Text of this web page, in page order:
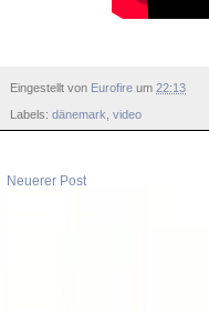
Eingestellt von Eurofire um 22:13
Labels: dänemark video
Neuerer Post